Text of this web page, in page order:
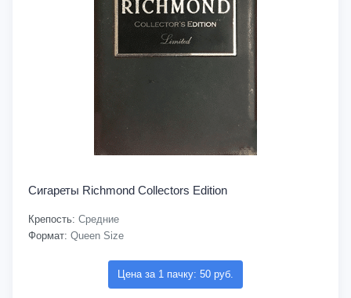
Сигареты Richmond Collectors Edition
Крепость: Средние
Формат: Queen Size
Цена за 1 пачку: 50 руб.